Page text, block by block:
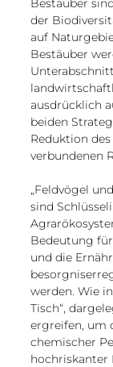
Bestäuber
der
auf
Bestäuber
ausdrücklich
beiden
Reduktion
verbundenen
„Feldvögel
sind
Bedeutung
und die
werden. Wie
Tisch“,
ergreifen, um
chemischer
hochriskanter